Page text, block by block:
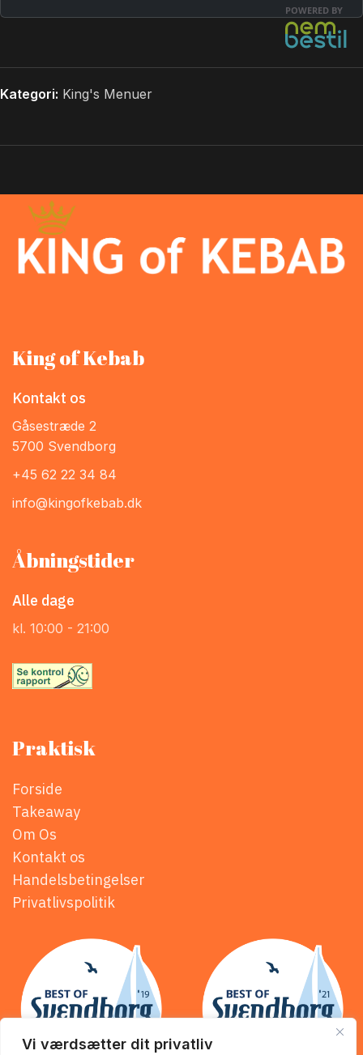
Vi værdsætter dit privatliv
Kategori: King's Menuer
King of Kebab
Kontakt os
Gåsestræde 2
5700 Svendborg
+45 62 22 34 84
info@kingofkebab.dk
Åbningstider
Alle dage
kl. 10:00 - 21:00
Praktisk
Forside
Takeaway
Om Os
Kontakt os
Handelsbetingelser
Privatlivspolitik